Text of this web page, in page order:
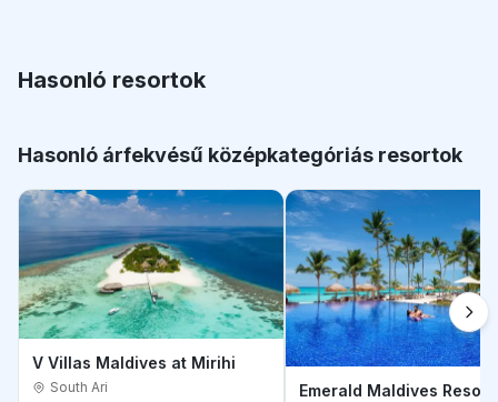
Hasonló resortok
Hasonló árfekvésű középkategóriás resortok
V Villas Maldives at Mirihi
South Ari Emerald Maldives Resort